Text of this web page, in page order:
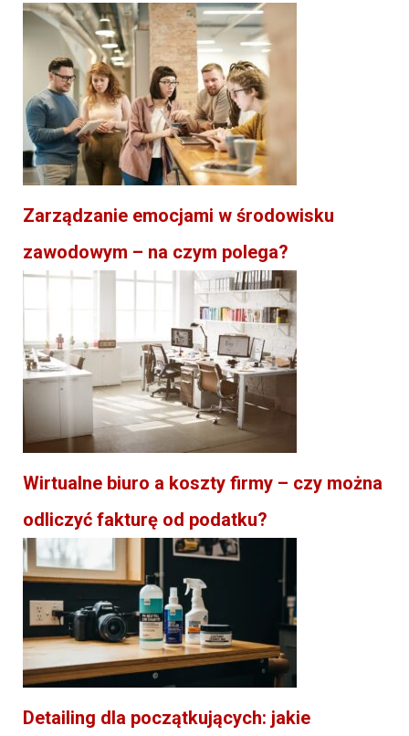
Zarządzanie emocjami w środowisku
zawodowym – na czym polega?
Wirtualne biuro a koszty firmy – czy można
odliczyć fakturę od podatku?
Detailing dla początkujących: jakie